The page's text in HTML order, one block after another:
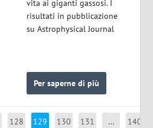
vita ai giganti gassosi. I
risultati in pubblicazione
su Astrophysical Journal
Per saperne di più
128 129 130 131 … 140